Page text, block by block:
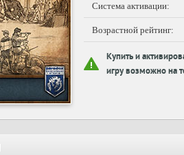
Система активации:
Возрастной рейтинг:
Купить и
игру возможно на